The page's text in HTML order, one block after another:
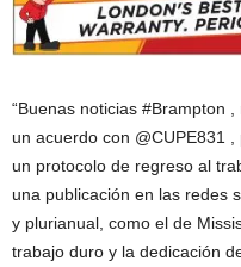
“Buenas noticias #Brampton
un acuerdo con @CUPE831
un protocolo de regreso al
una publicación en las redes
y plurianual, como el de
trabajo duro y la dedicación